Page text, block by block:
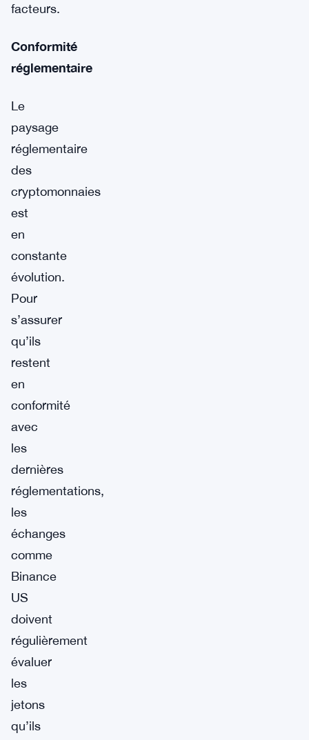
facteurs.
Conformité
réglementaire
Le
paysage
réglementaire
des
cryptomonnaies
est
en
constante
évolution.
Pour
s’assurer
qu’ils
restent
en
conformité
avec
les
dernières
réglementations,
les
échanges
comme
Binance
US
doivent
régulièrement
évaluer
les
jetons
qu’ils